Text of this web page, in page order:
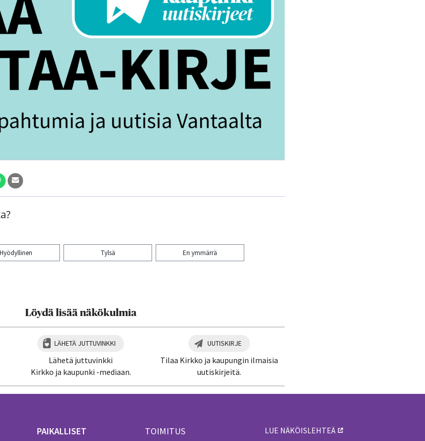
Hyödyllinen Tylsä En ymmärrä
Löydä lisää näkökulmia
LÄHETÄ JUTTUVINKKI
Lähetä juttuvinkki
Kirkko ja kaupunki -mediaan.
UUTISKIRJE
Tilaa Kirkko ja kaupungin ilmaisia
uutiskirjeitä.
PAIKALLISET TOIMITUS LUE NÄKÖISLEHTEÄ